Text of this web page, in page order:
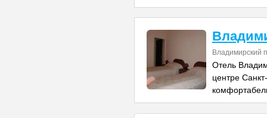
Владимирский
Отель
центре